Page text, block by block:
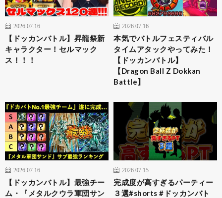
2026.07.16
【ドッカンバトル】昇龍祭新
キャラクター！セルマック
ス！！！
2026.07.16
本気でバトルフェスティバル
タイムアタックやってみた！
【ドッカンバトル】
【Dragon Ball Z Dokkan
Battle】
2026.07.16
【ドッカンバトル】最強チー
ム・『メタルクウラ軍団サン
2026.07.15
完成度が高すぎるパーティー
３選#shorts #ドッカンバト